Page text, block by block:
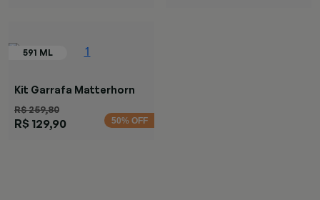
Kit Garrafa Matterhorn
R$ 259,80
R$ 129,90 50% OFF